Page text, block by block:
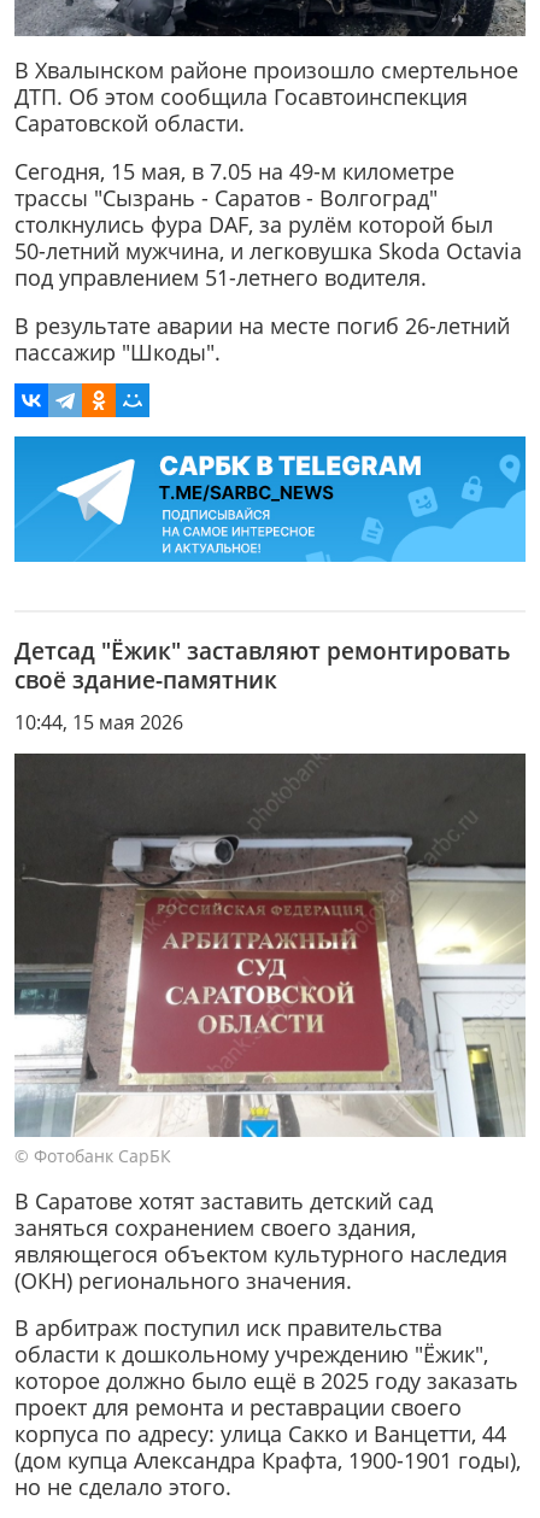
В Хвалынском районе произошло смертельное
ДТП. Об этом сообщила Госавтоинспекция
Саратовской области.
Сегодня, 15 мая, в 7.05 на 49-м километре
трассы "Сызрань - Саратов - Волгоград"
столкнулись фура DAF, за рулём которой был
50-летний мужчина, и легковушка Skoda Octavia
под управлением 51-летнего водителя.
В результате аварии на месте погиб 26-летний
пассажир "Шкоды".
Детсад "Ёжик" заставляют ремонтировать
своё здание-памятник
10:44, 15 мая 2026
© Фотобанк СарБК
В Саратове хотят заставить детский сад
заняться сохранением своего здания,
являющегося объектом культурного наследия
(ОКН) регионального значения.
В арбитраж поступил иск правительства
области к дошкольному учреждению "Ёжик",
которое должно было ещё в 2025 году заказать
проект для ремонта и реставрации своего
корпуса по адресу: улица Сакко и Ванцетти, 44
(дом купца Александра Крафта, 1900-1901 годы),
но не сделало этого.